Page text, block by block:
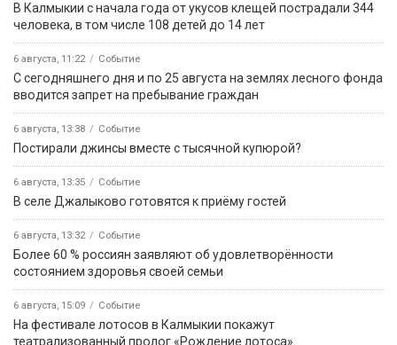
В Калмыкии с начала года от укусов клещей пострадали 344
человека, в том числе 108 детей до 14 лет
6 августа, 11:22 Событие
С сегодняшнего дня и по 25 августа на землях лесного фонда
вводится запрет на пребывание граждан
6 августа, 13:38 Событие
Постирали джинсы вместе с тысячной купюрой?
6 августа, 13:35 Событие
В селе Джалыково готовятся к приёму гостей
6 августа, 13:32 Событие
Более 60 % россиян заявляют об удовлетворённости
состоянием здоровья своей семьи
6 августа, 15:09 Событие
На фестивале лотосов в Калмыкии покажут
театрализованный пролог «Рождение лотоса».